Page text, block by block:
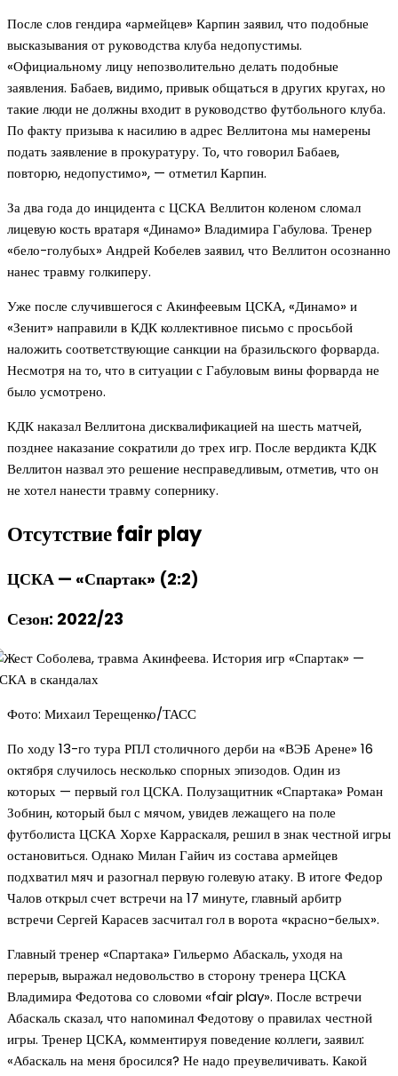
После слов гендира «армейцев» Карпин заявил, что подобные
высказывания от руководства клуба недопустимы.
«Официальному лицу непозволительно делать подобные
заявления. Бабаев, видимо, привык общаться в других кругах, но
такие люди не должны входит в руководство футбольного клуба.
По факту призыва к насилию в адрес Веллитона мы намерены
подать заявление в прокуратуру. То, что говорил Бабаев,
повторю, недопустимо», — отметил Карпин.
За два года до инцидента с ЦСКА Веллитон коленом сломал
лицевую кость вратаря «Динамо» Владимира Габулова. Тренер
«бело-голубых» Андрей Кобелев заявил, что Веллитон осознанно
нанес травму голкиперу.
Уже после случившегося с Акинфеевым ЦСКА, «Динамо» и
«Зенит» направили в КДК коллективное письмо с просьбой
наложить соответствующие санкции на бразильского форварда.
Несмотря на то, что в ситуации с Габуловым вины форварда не
было усмотрено.
КДК наказал Веллитона дисквалификацией на шесть матчей,
позднее наказание сократили до трех игр. После вердикта КДК
Веллитон назвал это решение несправедливым, отметив, что он
не хотел нанести травму сопернику.
Отсутствие fair play
ЦСКА — «Спартак» (2:2)
Сезон: 2022/23
Фото: Михаил Терещенко/ТАСС
По ходу 13-го тура РПЛ столичного дерби на «ВЭБ Арене» 16
октября случилось несколько спорных эпизодов. Один из
которых — первый гол ЦСКА. Полузащитник «Спартака» Роман
Зобнин, который был с мячом, увидев лежащего на поле
футболиста ЦСКА Хорхе Карраскаля, решил в знак честной игры
остановиться. Однако Милан Гайич из состава армейцев
подхватил мяч и разогнал первую голевую атаку. В итоге Федор
Чалов открыл счет встречи на 17 минуте, главный арбитр
встречи Сергей Карасев засчитал гол в ворота «красно-белых».
Главный тренер «Спартака» Гильермо Абаскаль, уходя на
перерыв, выражал недовольство в сторону тренера ЦСКА
Владимира Федотова со словоми «fair play». После встречи
Абаскаль сказал, что напоминал Федотову о правилах честной
игры. Тренер ЦСКА, комментируя поведение коллеги, заявил:
«Абаскаль на меня бросился? Не надо преувеличивать. Какой